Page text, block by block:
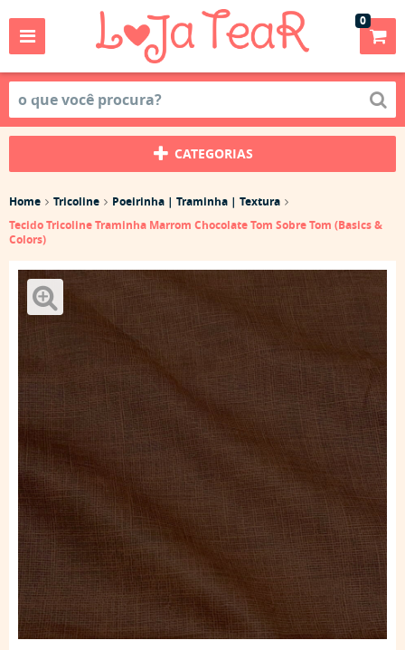
0
CATEGORIAS
Home Tricoline
Poeirinha | Traminha | Textura
Tecido Tricoline Traminha Marrom Chocolate Tom Sobre Tom (Basics &
Colors)